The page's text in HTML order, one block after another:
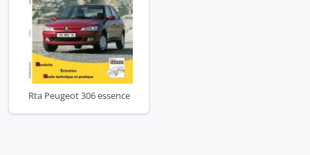
Rta Peugeot 306 essence